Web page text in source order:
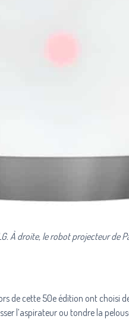
À droite, le robot projecteur de
de cette 50e édition ont choisi
l’aspirateur ou tondre la